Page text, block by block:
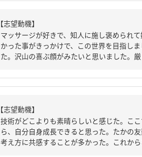
【志望動機】
マッサージが好きで、知人に施し褒められて
かった事がきっかけで、この世界を目指しま
た。沢山の喜ぶ顔がみたいと思いました。
【志望動機】
技術がどこよりも素晴らしいと感じた。こ
ら、自分自身成長できると思った。たかの
考え方に共感することが多かった。これか